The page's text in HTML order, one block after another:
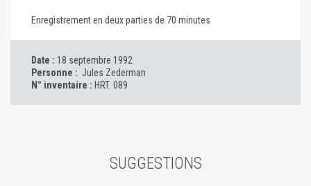
Enregistrement en deux parties de 70 minutes
Date : 18 septembre 1992
Personne : Jules Zederman
N° inventaire : HRT. 089
SUGGESTIONS